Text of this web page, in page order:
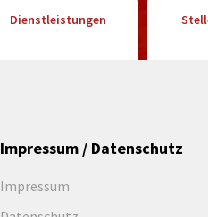
Dienstleistungen
Impressum / Datenschutz
Impressum